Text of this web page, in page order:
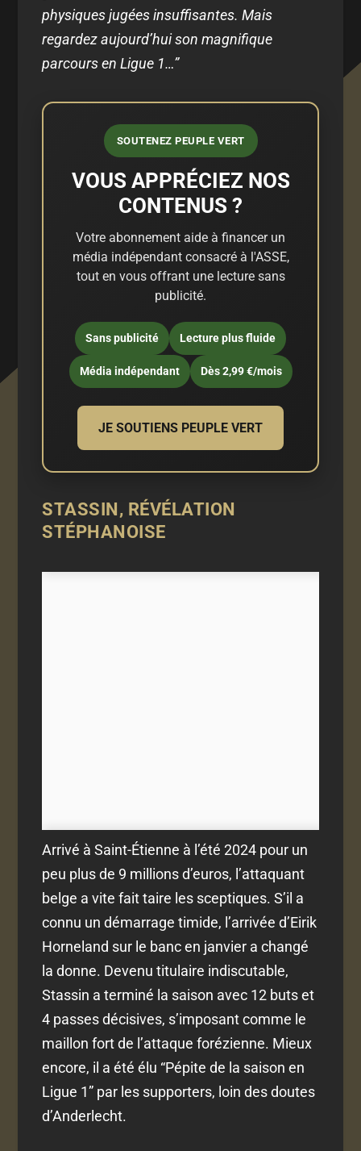
physiques jugées insuffisantes. Mais
regardez aujourd’hui son magnifique
parcours en Ligue 1…”
SOUTENEZ PEUPLE VERT
VOUS APPRÉCIEZ NOS
CONTENUS ?
Votre abonnement aide à financer un
média indépendant consacré à l'ASSE,
tout en vous offrant une lecture sans
publicité.
Sans publicité Lecture plus fluide
Média indépendant Dès 2,99 €/mois
JE SOUTIENS PEUPLE VERT
STASSIN, RÉVÉLATION
STÉPHANOISE
Arrivé à Saint-Étienne à l’été 2024 pour un
peu plus de 9 millions d’euros, l’attaquant
belge a vite fait taire les sceptiques. S’il a
connu un démarrage timide, l’arrivée d’Eirik
Horneland sur le banc en janvier a changé
la donne. Devenu titulaire indiscutable,
Stassin a terminé la saison avec 12 buts et
4 passes décisives, s’imposant comme le
maillon fort de l’attaque forézienne. Mieux
encore, il a été élu “Pépite de la saison en
Ligue 1” par les supporters, loin des doutes
d’Anderlecht.